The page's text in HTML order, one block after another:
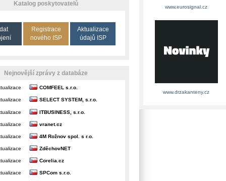
Katalog poskytovatelů
Registrace
nového ISP
Aktualizace
údajů ISP
Nejnovější zprávy z databáze
COMFEEL s.r.o.
SELECT SYSTEM, s.r.o.
ITBUSINESS, s.r.o.
vranet.cz
4M Rožnov spol. s r.o.
ZděchovNET
Corelia.cz
SPCom s.r.o.
www.eurosignal.cz
www.drzakanteny.cz